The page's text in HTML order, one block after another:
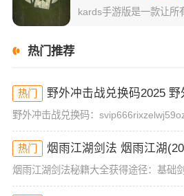
热门推荐
热门
热门